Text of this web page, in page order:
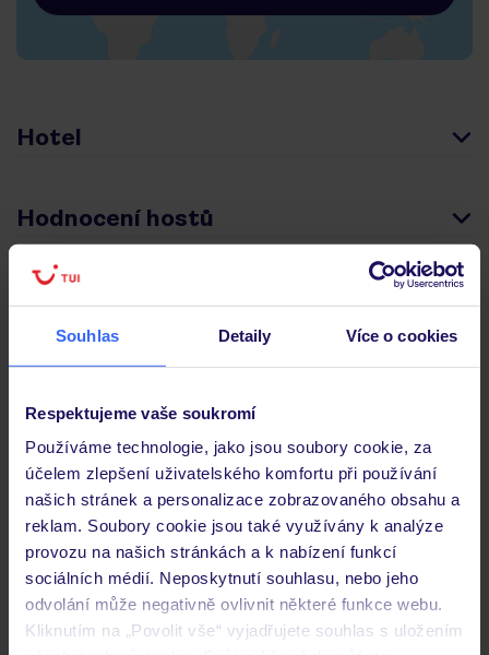
Souhlas Detaily Více o cookies
Respektujeme vaše soukromí
Používáme technologie, jako jsou soubory cookie, za
účelem zlepšení uživatelského komfortu při používání
našich stránek a personalizace zobrazovaného obsahu a
reklam. Soubory cookie jsou také využívány k analýze
provozu na našich stránkách a k nabízení funkcí
sociálních médií. Neposkytnutí souhlasu, nebo jeho
odvolání může negativně ovlivnit některé funkce webu.
Kliknutím na „Povolit vše“ vyjadřujete souhlas s uložením
Hotel
Hodnocení hostů
Pokoje
Důležité informace
Často kladené otázky
Jaké doklady jsou potřebné při cestování?
Budeme ubytováni ihned po příjezdu do hotelu?
Kam jít po přistání a vyzvednutí zavazadel?